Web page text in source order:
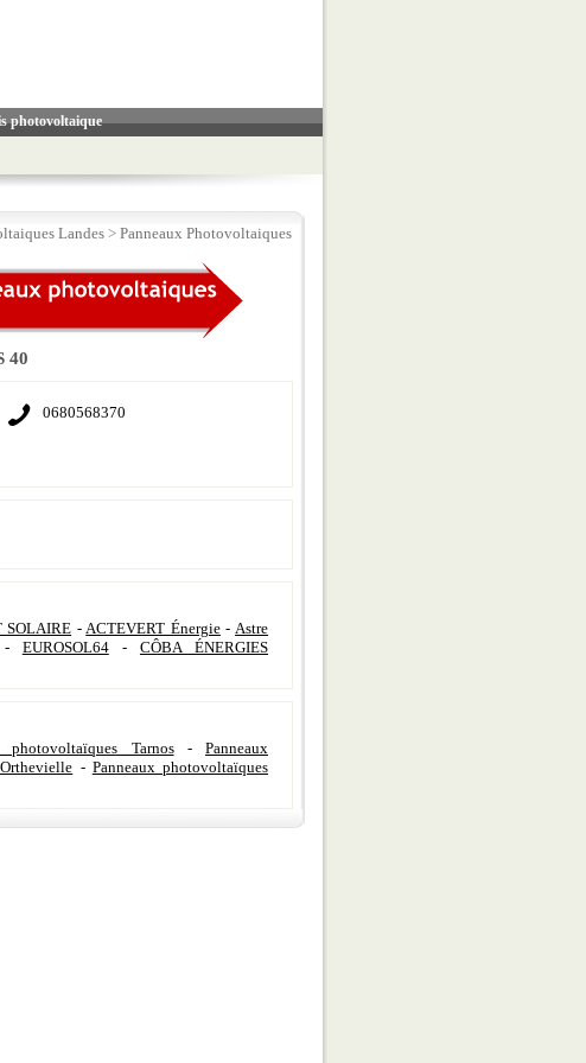
photovoltaique
Landes> Panneaux Photovoltaiques
40
0680568370
SOLAIRE -ACTEVERT Énergie-Astre
EUROSOL64- CÔBA ÉNERGIES
photovoltaïques Tarnos- Panneaux
- Panneaux photovoltaïques